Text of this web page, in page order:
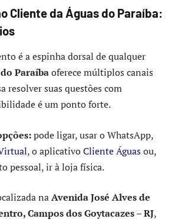
Cliente da Águas do Paraíba:
é a espinha dorsal de qualquer
Paraíbaoferece múltiplos canais
resolver suas questões com
é um ponto forte.
pode ligar, usar o WhatsApp,
, o aplicativoCliente Águasou,
pessoal, ir à loja física.
naAvenida José Alves de
Campos dos Goytacazes – RJ,